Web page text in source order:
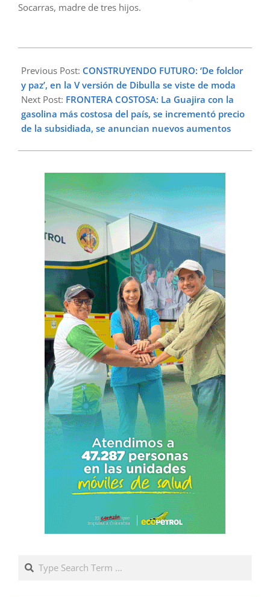
Socarras, madre de tres hijos.
07-
15
Previous Post: CONSTRUYENDO FUTURO: ‘De folclor
y paz’, en la V versión de Dibulla se viste de moda
Next Post: FRONTERA COSTOSA: La Guajira con la
gasolina más costosa del país, se incrementó precio
de la subsidiada, se anuncian nuevos aumentos
Search